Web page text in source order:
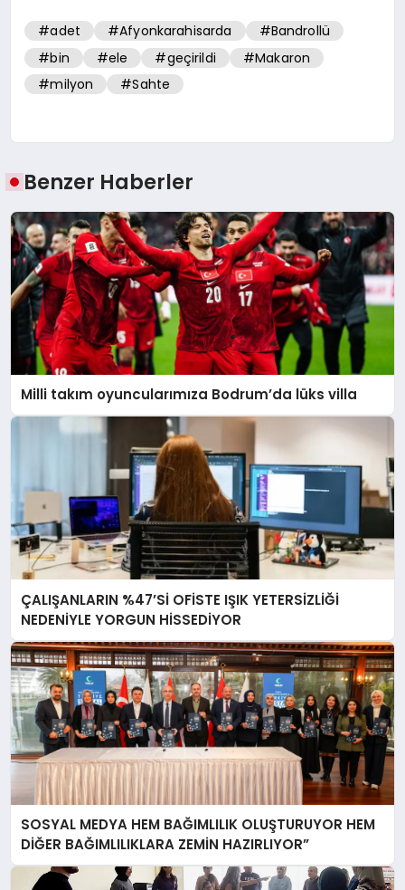
#adet #Afyonkarahisarda
#Bandrollü
#bin
#ele #geçirildi
#Makaron
#milyon
#Sahte
Benzer Haberler
Milli takım oyuncularımıza Bodrum’da lüks villa
ÇALIŞANLARIN %47’Sİ OFİSTE IŞIK YETERSİZLİĞİ
NEDENİYLE YORGUN HİSSEDİYOR
SOSYAL MEDYA HEM BAĞIMLILIK OLUŞTURUYOR HEM
DİĞER BAĞIMLILIKLARA ZEMİN HAZIRLIYOR”